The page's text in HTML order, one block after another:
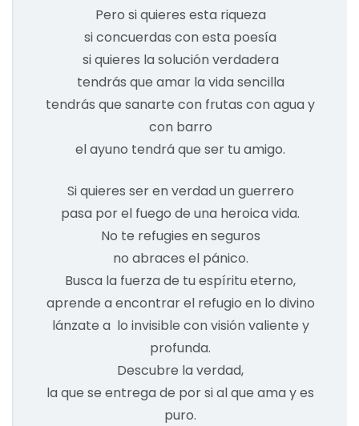
Pero si quieres esta riqueza
si concuerdas con esta poesía
si quieres la solución verdadera
tendrás que amar la vida sencilla
tendrás que sanarte con frutas con agua y
con barro
el ayuno tendrá que ser tu amigo.
Si quieres ser en verdad un guerrero
pasa por el fuego de una heroica vida.
No te refugies en seguros
no abraces el pánico.
Busca la fuerza de tu espíritu eterno,
aprende a encontrar el refugio en lo divino
lánzate a lo invisible con visión valiente y
profunda.
Descubre la verdad,
la que se entrega de por si al que ama y es
puro.